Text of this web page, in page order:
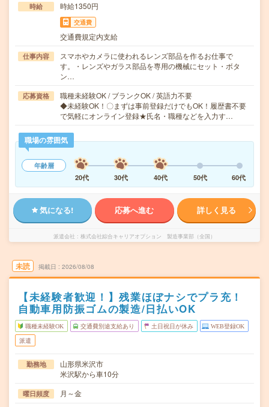
時給 時給1350円
交通費
交通費規定内支給
仕事内容
スマホやカメラに使われるレンズ部品を作るお仕事で
す。・レンズやガラス部品を専用の機械にセット・ボタ
ン…
応募資格
職種未経験OK / ブランクOK / 英語力不要
◆未経験OK！〇まずは事前登録だけでもOK！履歴書不要
で気軽にオンライン登録★氏名・職種などを入力す…
職場の雰囲気
年齢層
20代
30代 40代 50代 60代
気になる! 応募へ進む 詳しく見る
派遣会社 株式会社綜合キャリアオプション 製造事業部（全国）
未読 掲載日 2026/08/08
【未経験者歓迎！】残業ほぼナシでプラ充！
自動車用防振ゴムの製造/日払いOK
職種未経験OK 交通費別途支給あり 土日祝日が休み WEB登録OK
派遣
勤務地
山形県米沢市
米沢駅から車10分
曜日頻度 月～金